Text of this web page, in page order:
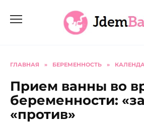
ГЛАВНАЯ » БЕРЕМЕННОСТЬ »
Прием ванны во
беременности:
«против»